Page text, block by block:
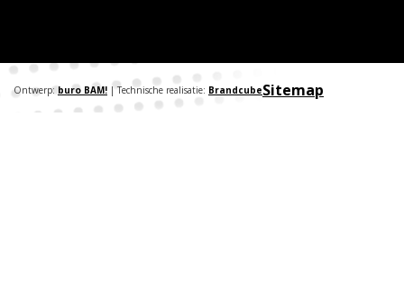
Sitemap
Ontwerp: buro BAM! | Technische realisatie: Brandcube